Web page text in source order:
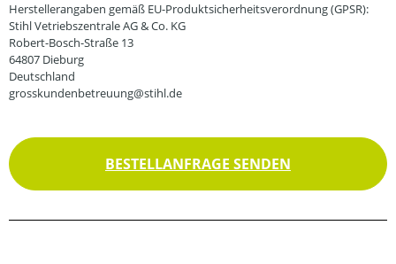
Herstellerangaben gemäß EU-Produktsicherheitsverordnung (GPSR):
Stihl Vetriebszentrale AG & Co. KG
Robert-Bosch-Straße 13
64807 Dieburg
Deutschland
grosskundenbetreuung@stihl.de
BESTELLANFRAGE SENDEN